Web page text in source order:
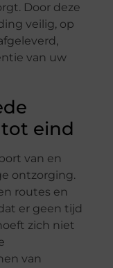
Door deze
veilig, op
van uw
eind
van en
ontzorging.
routes en
er geen tijd
zich niet
van